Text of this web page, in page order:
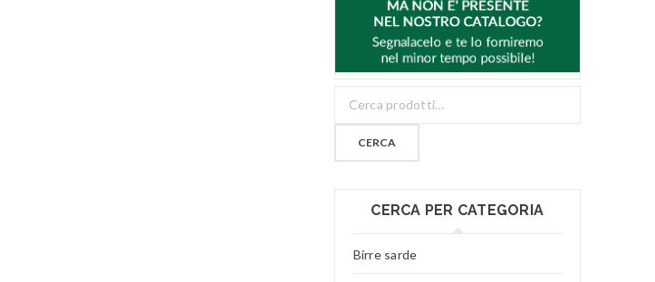
CERCA
CERCA PER CATEGORIA
Birre sarde